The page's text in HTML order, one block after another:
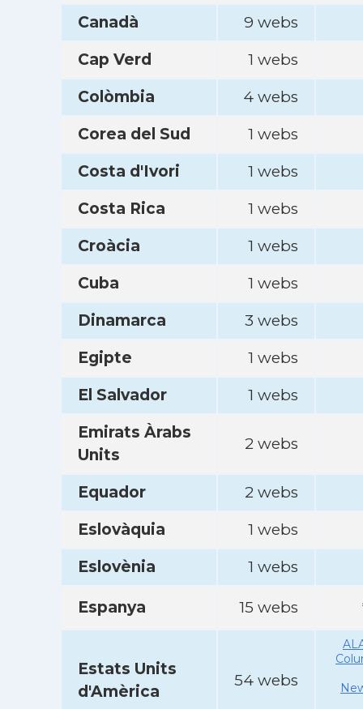
Canadà
9 webs
Cap Verd
1 webs
Colòmbia
4 webs
Corea del Sud
1 webs
Costa d'Ivori
1 webs
Costa Rica
1 webs
Croàcia
1 webs
Cuba
1 webs
Dinamarca
3 webs
Egipte
1 webs
El Salvador
1 webs
Emirats Àrabs
Units
2 webs
Equador
2 webs
Eslovàquia
1 webs
Eslovènia
1 webs
Espanya 15 webs
Estats Units
d'Amèrica
54 webs